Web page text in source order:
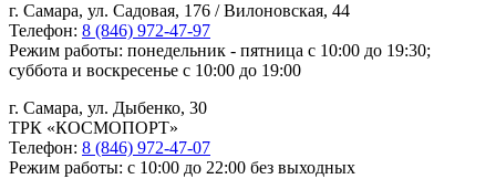
г. Самара, ул. Садовая, 176 / Вилоновская, 44
Телефон: 8 (846) 972-47-97
Режим работы: понедельник - пятница с 10:00 до 19:30;
суббота и воскресенье с 10:00 до 19:00
г. Самара, ул. Дыбенко, 30
ТРК «КОСМОПОРТ»
Телефон: 8 (846) 972-47-07
Режим работы: с 10:00 до 22:00 без выходных